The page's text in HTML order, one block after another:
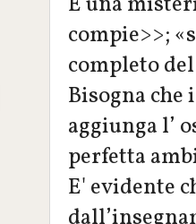
compie>>;
completo
Bisogna che
aggiunga l’
perfetta
E' evidente